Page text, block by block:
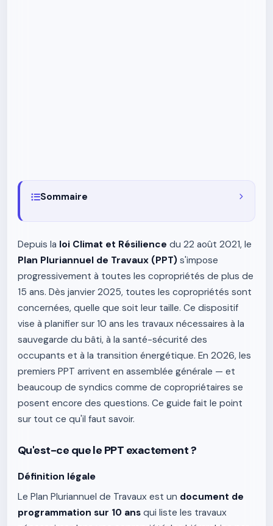
Sommaire
Depuis la loi Climat et Résilience du 22 août 2021, le
Plan Pluriannuel de Travaux (PPT) s'impose
progressivement à toutes les copropriétés de plus de
15 ans. Dès janvier 2025, toutes les copropriétés sont
concernées, quelle que soit leur taille. Ce dispositif
vise à planifier sur 10 ans les travaux nécessaires à la
sauvegarde du bâti, à la santé-sécurité des
occupants et à la transition énergétique. En 2026, les
premiers PPT arrivent en assemblée générale — et
beaucoup de syndics comme de copropriétaires se
posent encore des questions. Ce guide fait le point
sur tout ce qu'il faut savoir.
Qu'est-ce que le PPT exactement ?
Définition légale
Le Plan Pluriannuel de Travaux est un document de
programmation sur 10 ans qui liste les travaux